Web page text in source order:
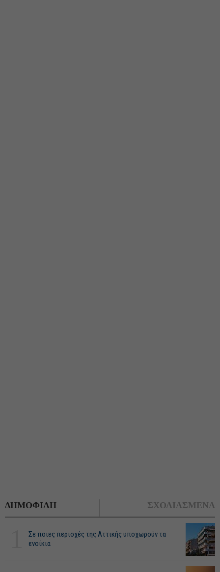
ΔΗΜΟΦΙΛΗ ΣΧΟΛΙΑΣΜΕΝΑ
Σε ποιες περιοχές της Αττικής υποχωρούν τα
ενοίκια